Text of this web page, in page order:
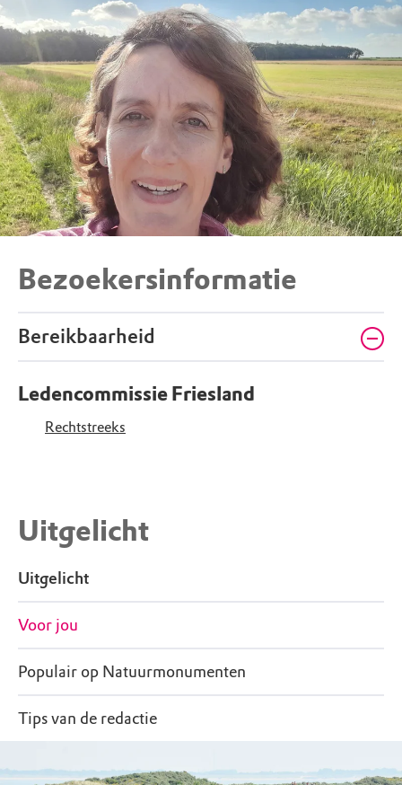
Bezoekersinformatie
Bereikbaarheid
Ledencommissie Friesland
Rechtstreeks
Uitgelicht
Uitgelicht
Voor jou
Populair op Natuurmonumenten
Tips van de redactie